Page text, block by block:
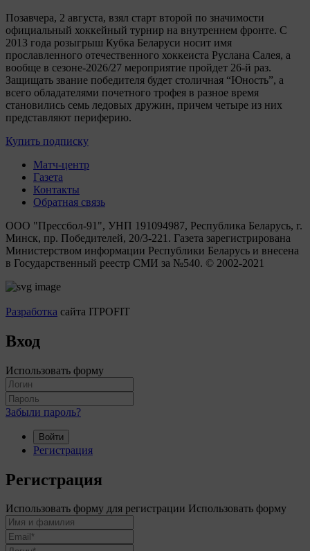
Позавчера, 2 августа, взял старт второй по значимости
официальный хоккейный турнир на внутреннем фронте. C
2013 года розыгрыш Кубка Беларуси носит имя
прославленного отечественного хоккеиста Руслана Салея, а
вообще в сезоне-2026/27 мероприятие пройдет 26-й раз.
Защищать звание победителя будет столичная “Юность”, а
всего обладателями почетного трофея в разное время
становились семь ледовых дружин, причем четыре из них
представляют периферию.
Купить подписку
Матч-центр
Газета
Контакты
Обратная связь
ООО "Прессбол-91", УНП 191094987, Республика Беларусь, г.
Минск, пр. Победителей, 20/3-221. Газета зарегистрирована
Министерством информации Республики Беларусь и внесена
в Государственный реестр СМИ за №540. © 2002-2021
Разработка сайта ITPOFIT
Вход
Использовать форму
Забыли пароль?
Войти
Регистрация
Регистрация
Использовать форму для регистрации Использовать форму